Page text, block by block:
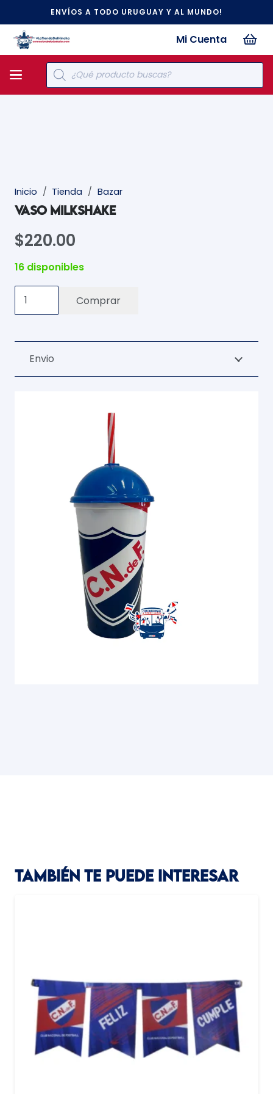
ENVÍOS A TODO URUGUAY Y AL MUNDO!
Mi Cuenta
Búsqueda
de
productos
Inicio / Tienda / Bazar
VASO MILKSHAKE
$220.00
16 disponibles
Vaso
milkshake
Comprar
Envio
TAMBIÉN TE PUEDE INTERESAR